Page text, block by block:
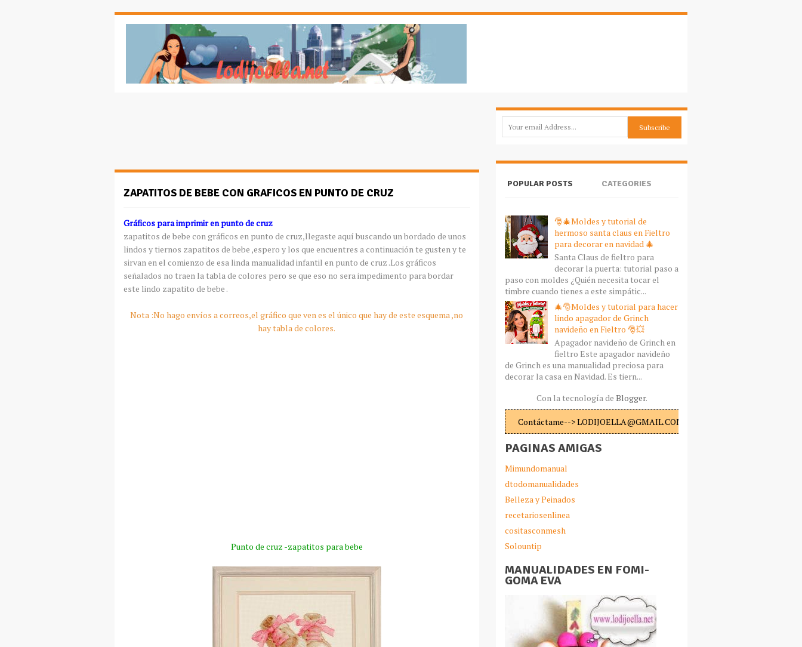
ZAPATITOS DE BEBE CON GRAFICOS EN PUNTO DE CRUZ
Gráficos para imprimir en punto de cruz
zapatitos de bebe con gráficos en punto de cruz,llegaste aquí buscando un bordado de unos
lindos y tiernos zapatitos de bebe ,espero y los que encuentres a continuación te gusten y te
sirvan en el comienzo de esa linda manualidad infantil en punto de cruz .Los gráficos
señalados no traen la tabla de colores pero se que eso no sera impedimento para bordar
este lindo zapatito de bebe .
Nota :No hago envíos a correos,el gráfico que ven es el único que hay de este esquema ,no
hay tabla de colores.
Punto de cruz -zapatitos para bebe
POPULAR POSTS CATEGORIES
🎅🎄Moldes y tutorial de
hermoso santa claus en Fieltro
para decorar en navidad 🎄
Santa Claus de fieltro para
decorar la puerta: tutorial paso a
paso con moldes ¿Quién necesita tocar el
timbre cuando tienes a este simpátic...
🎄🎅Moldes y tutorial para hacer
lindo apagador de Grinch
navideño en Fieltro 🎅💥
Apagador navideño de Grinch en
fieltro Este apagador navideño
de Grinch es una manualidad preciosa para
decorar la casa en Navidad. Es tiern...
Con la tecnología de Blogger.
Contáctame--> LODIJOELLA@GMAIL.COM
PAGINAS AMIGAS
Mimundomanual
dtodomanualidades
Belleza y Peinados
recetariosenlinea
cositasconmesh
Solountip
MANUALIDADES EN FOMI-
GOMA EVA